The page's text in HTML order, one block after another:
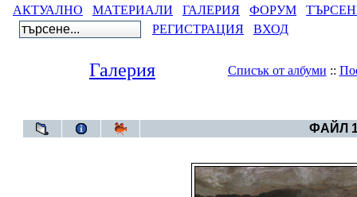
АКТУАЛНО МАТЕРИАЛИ ГАЛЕРИЯ ФОРУМ
РЕГИСТРАЦИЯ
ВХОД
Галерия Списък от албуми ::
ФАЙЛ